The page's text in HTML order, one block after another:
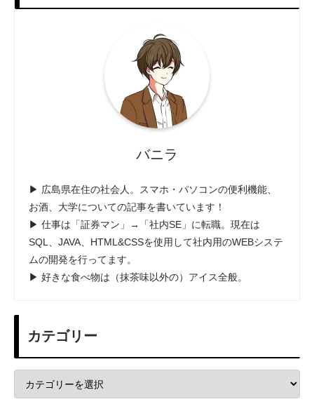
バニラ
▶ 広島県在住の社会人。スマホ・パソコンの便利機能、
お酒、大学についての記事を書いています！
▶ 仕事は「証券マン」→「社内SE」に転職。現在は
SQL、JAVA、HTML&CSSを使用して社内用のWEBシステ
ムの開発を行ってます。
▶ 好きな食べ物は（抹茶味以外の）アイス全般。
カテゴリー